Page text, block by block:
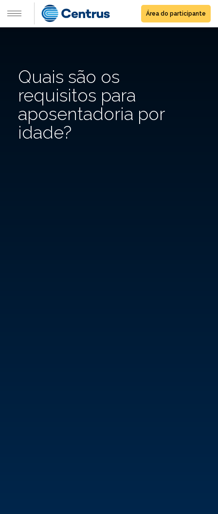
Área do participante
Quais são os
requisitos para
aposentadoria por
idade?